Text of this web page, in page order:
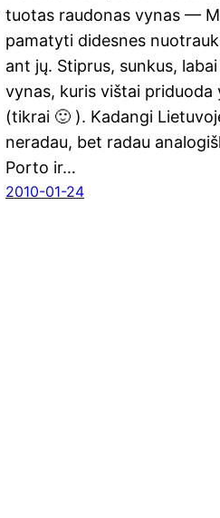
tuo­tas rau­do­nas vynas —
pama­tyti dides­nes
ant jų. Stip­rus, sun­kus,
vynas, kuris viš­tai pri­duo­da
(tik­rai 🙂 ). Kadan­gi
nera­dau, bet radau
Por­to ir…
2010-01-24